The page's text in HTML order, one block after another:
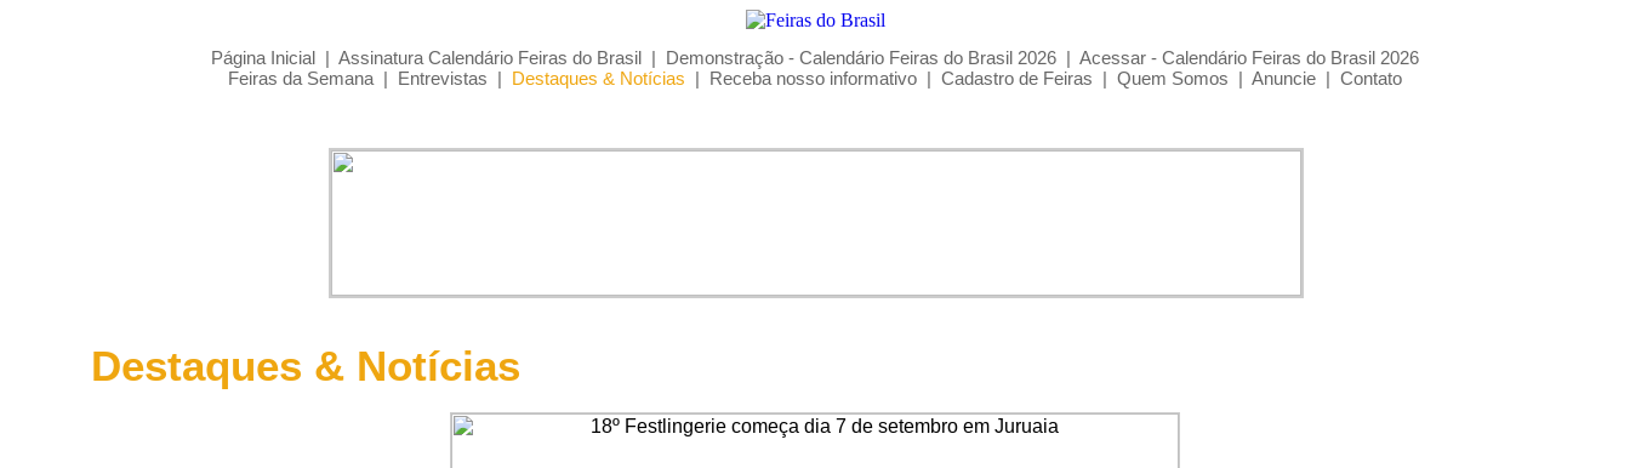
Página Inicial | Assinatura Calendário Feiras do Brasil | Demonstração - Calendário Feiras do Brasil 2026 | Acessar - Calendário Feiras do Brasil 2026
Feiras da Semana | Entrevistas | Destaques & Notícias | Receba nosso informativo | Cadastro de Feiras | Quem Somos | Anuncie | Contato
Destaques & Notícias